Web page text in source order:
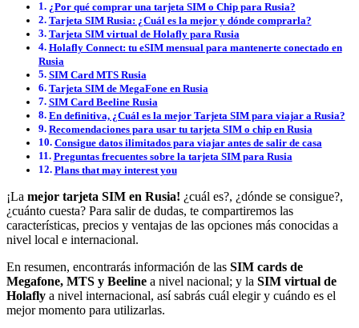
¿Por qué comprar una tarjeta SIM o Chip para Rusia?
Tarjeta SIM Rusia: ¿Cuál es la mejor y dónde comprarla?
Tarjeta SIM virtual de Holafly para Rusia
Holafly Connect: tu eSIM mensual para mantenerte conectado en
Rusia
SIM Card MTS Rusia
Tarjeta SIM de MegaFone en Rusia
SIM Card Beeline Rusia
En definitiva, ¿Cuál es la mejor Tarjeta SIM para viajar a Rusia?
Recomendaciones para usar tu tarjeta SIM o chip en Rusia
Consigue datos ilimitados para viajar antes de salir de casa
Preguntas frecuentes sobre la tarjeta SIM para Rusia
Plans that may interest you
¡La mejor tarjeta SIM en Rusia! ¿cuál es?, ¿dónde se consigue?,
¿cuánto cuesta? Para salir de dudas, te compartiremos las
características, precios y ventajas de las opciones más conocidas a
nivel local e internacional.
En resumen, encontrarás información de las SIM cards de
Megafone, MTS y Beeline a nivel nacional; y la SIM virtual de
Holafly a nivel internacional, así sabrás cuál elegir y cuándo es el
mejor momento para utilizarlas.